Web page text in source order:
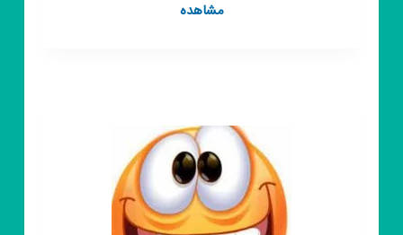
مشاهدهکانال
سریال،
کارتون
رایگان
ممبر
جوک